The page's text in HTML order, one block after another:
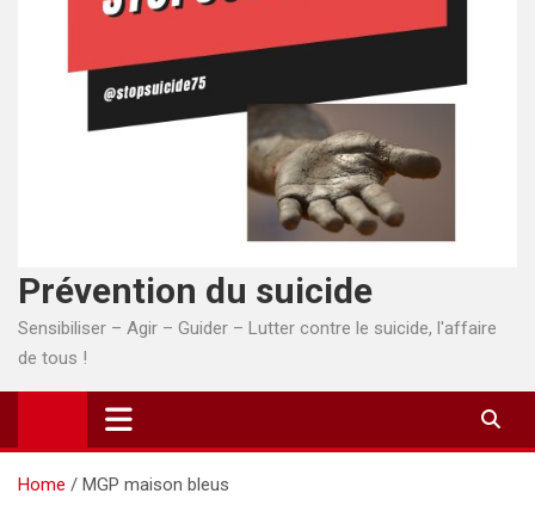
Prévention du suicide
Sensibiliser – Agir – Guider – Lutter contre le suicide, l'affaire
de tous !
Home MGP maison bleus